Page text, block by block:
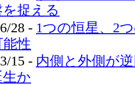
捉える
28 - 1つの恒星、2
性
15 - 内側と外側が
生か